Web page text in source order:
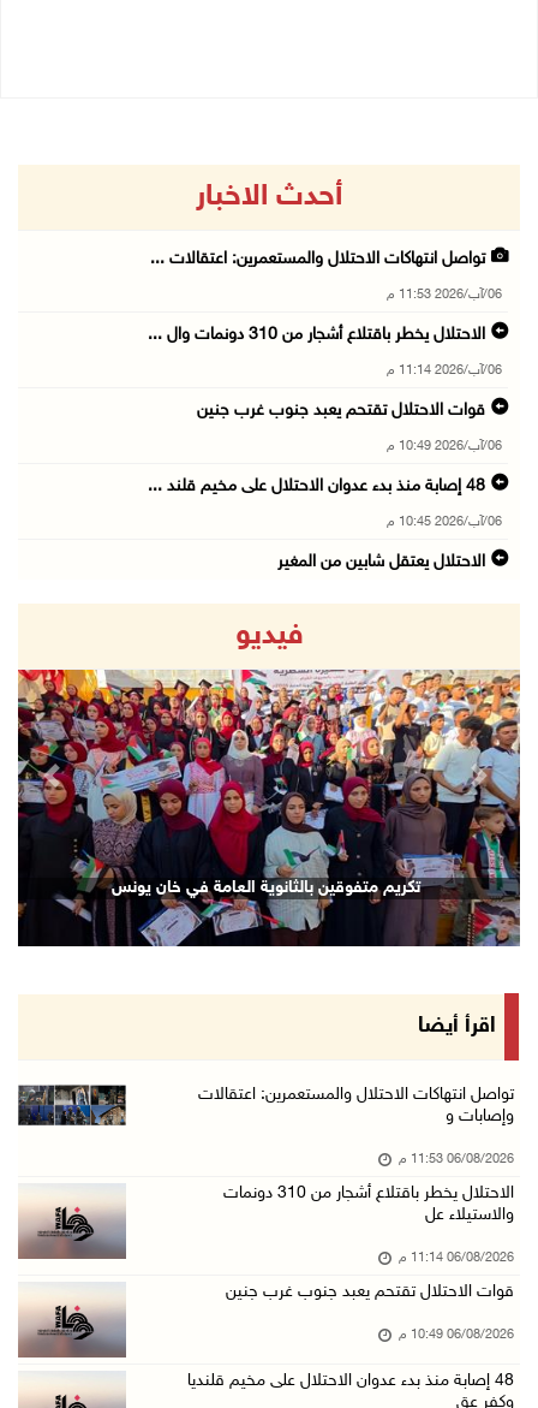
أحدث الاخبار
تواصل انتهاكات الاحتلال والمستعمرين: اعتقالات ...
06/آب/2026 11:53 م
الاحتلال يخطر باقتلاع أشجار من 310 دونمات وال ...
06/آب/2026 11:14 م
قوات الاحتلال تقتحم يعبد جنوب غرب جنين
06/آب/2026 10:49 م
48 إصابة منذ بدء عدوان الاحتلال على مخيم قلند ...
06/آب/2026 10:45 م
الاحتلال يعتقل شابين من المغير
وزير الداخلية يبحث مع مكافحة المخدرات الدولي ...
06/آب/2026 10:01 م
رئيس بلدية الخليل يطلع وفدا أميركيا على تطورا ...
06/آب/2026 09:59 م
06/آب/2026 09:17 م
إصابة مسن بجروح ورضوض إثر اعتداء جيش الاحتلال ...
06/آب/2026 09:13 م
ورشة توصي بخطة عاجلة لاستعادة التعليم الوجاهي ...
الرئيس يستقبل مجلس بلدية رام الله ويشدد على د ...
جماهير شعبنا تشيع جثمان الشهيد علاء صبيح في ت ...
الاحتلال يوسع حملات الدهم والاعتقال في قلنديا ...
06/آب/2026 08:06 م
الرئيس المصري وملك البحرين يشددان على ضرورة ت ...
رابطة العالم الإسلامي تدين تواصل انتهاكات الا ...
فيديو
تكريم متفوقين بالثانوية العامة في خان يونس
Next
اقرأ أيضا
تواصل انتهاكات الاحتلال والمستعمرين: اعتقالات
وإصابات و
06/08/2026 11:53 م
الاحتلال يخطر باقتلاع أشجار من 310 دونمات
والاستيلاء عل
06/08/2026 11:14 م
قوات الاحتلال تقتحم يعبد جنوب غرب جنين
06/08/2026 10:49 م
48 إصابة منذ بدء عدوان الاحتلال على مخيم قلنديا
وكفر عق